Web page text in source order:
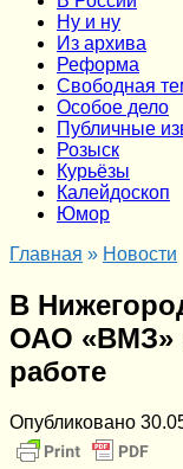
Ну и ну
Из архива
Реформа
Cвободная
Особое дело
Публичные
Розыск
Курьёзы
Калейдоскоп
Юмор
Главная » Новости
В
ОАО «ВМЗ»
работе
Опубликовано